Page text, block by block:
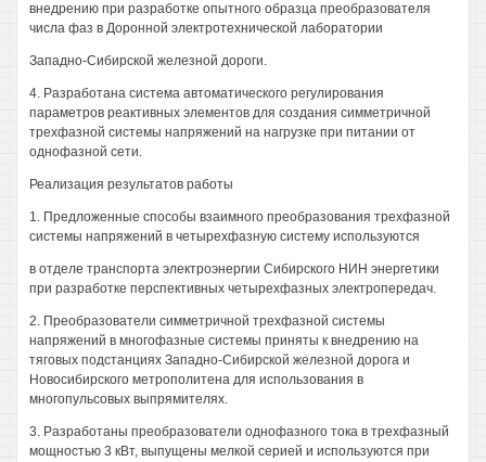
внедрению при разработке опытного образца преобразователя
числа фаз в Доронной электротехнической лаборатории
Западно-Сибирской железной дороги.
4. Разработана система автоматического регулирования
параметров реактивных элементов для создания симметричной
трехфазной системы напряжений на нагрузке при питании от
однофазной сети.
Реализация результатов работы
1. Предложенные способы взаимного преобразования трехфазной
системы напряжений в четырехфазную систему используются
в отделе транспорта электроэнергии Сибирского НИН энергетики
при разработке перспективных четырехфазных электропередач.
2. Преобразователи симметричной трехфазной системы
напряжений в многофазные системы приняты к внедрению на
тяговых подстанциях Западно-Сибирской железной дорога и
Новосибирского метрополитена для использования в
многопульсовых выпрямителях.
3. Разработаны преобразователи однофазного тока в трехфазный
мощностью 3 кВт, выпущены мелкой серией и используются при